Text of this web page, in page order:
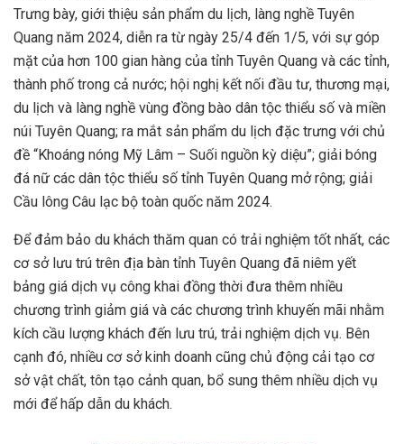
Trưng bày, giới thiệu sản phẩm du lịch, làng nghề Tuyên
Quang năm 2024, diễn ra từ ngày 25/4 đến 1/5, với sự góp
mặt của hơn 100 gian hàng của tỉnh Tuyên Quang và các tỉnh,
thành phố trong cả nước; hội nghị kết nối đầu tư, thương mại,
du lịch và làng nghề vùng đồng bào dân tộc thiểu số và miền
núi Tuyên Quang; ra mắt sản phẩm du lịch đặc trưng với chủ
đề “Khoáng nóng Mỹ Lâm – Suối nguồn kỳ diệu”; giải bóng
đá nữ các dân tộc thiểu số tỉnh Tuyên Quang mở rộng; giải
Cầu lông Câu lạc bộ toàn quốc năm 2024.
Để đảm bảo du khách thăm quan có trải nghiệm tốt nhất, các
cơ sở lưu trú trên địa bàn tỉnh Tuyên Quang đã niêm yết
bảng giá dịch vụ công khai đồng thời đưa thêm nhiều
chương trình giảm giá và các chương trình khuyến mãi nhằm
kích cầu lượng khách đến lưu trú, trải nghiệm dịch vụ. Bên
cạnh đó, nhiều cơ sở kinh doanh cũng chủ động cải tạo cơ
sở vật chất, tôn tạo cảnh quan, bổ sung thêm nhiều dịch vụ
mới để hấp dẫn du khách.